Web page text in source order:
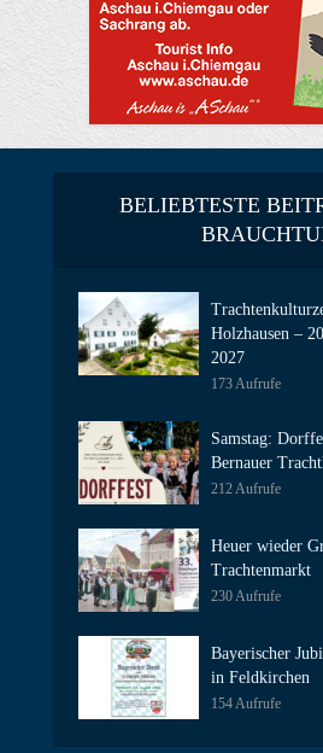
BELIEBTESTE
Holzhausen –
2027
173 Aufrufe
Samstag:
Bernauer
212 Aufrufe
Heuer wieder
Trachtenmarkt
230 Aufrufe
Bayerischer
in Feldkirchen
154 Aufrufe